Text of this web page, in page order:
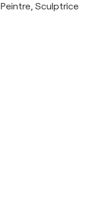
Peintre, Sculptrice